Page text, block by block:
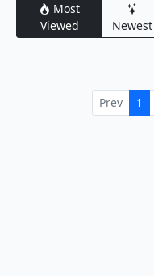
Most
Viewed
Newest
Prev 1